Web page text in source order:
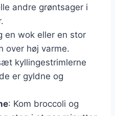
andre grøntsager i
en wok eller en stor
over høj varme.
kyllingestrimlerne
er gyldne og
: Kom broccoli og